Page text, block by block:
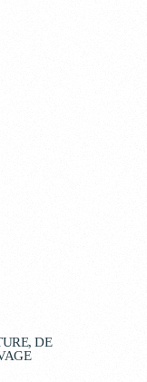
DE